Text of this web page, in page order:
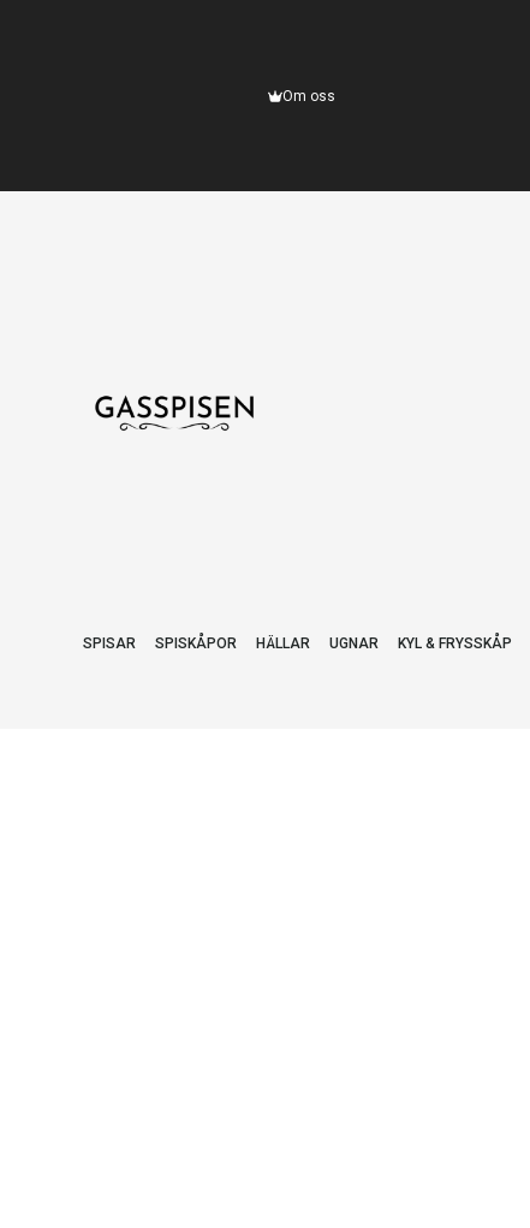
Om oss
SPISAR SPISKÅPOR HÄLLAR UGNAR KYL & FRYSSKÅP